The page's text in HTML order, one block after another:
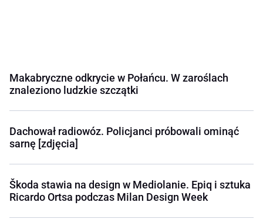
Makabryczne odkrycie w Połańcu. W zaroślach
znaleziono ludzkie szczątki
Dachował radiowóz. Policjanci próbowali ominąć
sarnę [zdjęcia]
Škoda stawia na design w Mediolanie. Epiq i sztuka
Ricardo Ortsa podczas Milan Design Week